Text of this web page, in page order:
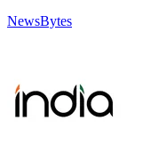
NewsBytes